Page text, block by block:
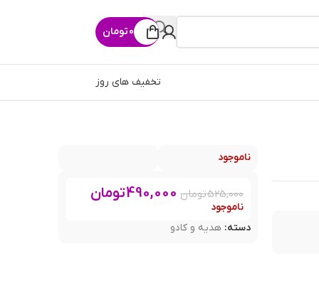
0تومان
تخفیف های روز
ناموجود
525,000تومان 490,000تومان
ناموجود
دسته: هدیه و کادو